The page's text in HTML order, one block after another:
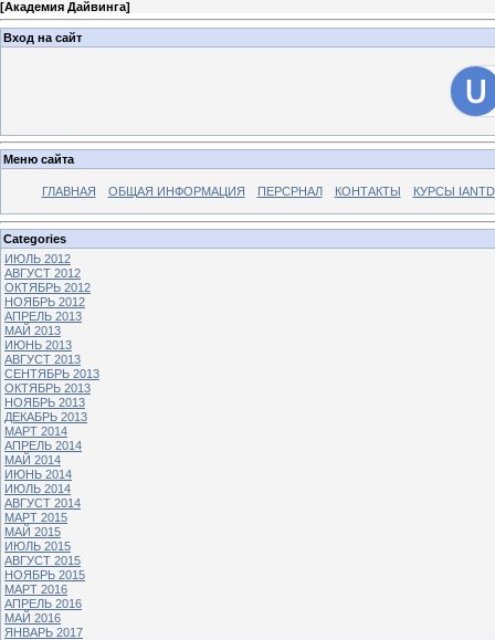
[Академия Дайвинга]
Вход на сайт
Меню сайта
ГЛАВНАЯ ОБЩАЯ ИНФОРМАЦИЯ ПЕРСРНАЛ КОНТАКТЫ КУРСЫ IANTD
Categories
ИЮЛЬ 2012
АВГУСТ 2012
ОКТЯБРЬ 2012
НОЯБРЬ 2012
АПРЕЛЬ 2013
МАЙ 2013
ИЮНЬ 2013
АВГУСТ 2013
СЕНТЯБРЬ 2013
ОКТЯБРЬ 2013
НОЯБРЬ 2013
ДЕКАБРЬ 2013
МАРТ 2014
АПРЕЛЬ 2014
МАЙ 2014
ИЮНЬ 2014
ИЮЛЬ 2014
АВГУСТ 2014
МАРТ 2015
МАЙ 2015
ИЮЛЬ 2015
АВГУСТ 2015
НОЯБРЬ 2015
МАРТ 2016
АПРЕЛЬ 2016
МАЙ 2016
ЯНВАРЬ 2017